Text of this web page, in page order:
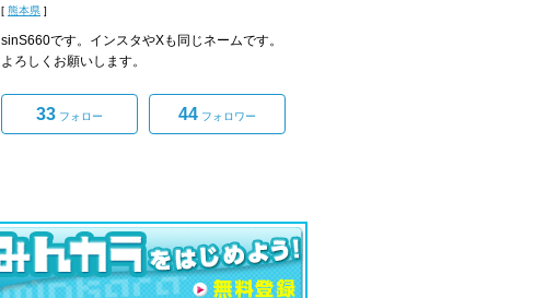
[ 熊本県 ]
sinS660です。インスタやXも同じネームです。
よろしくお願いします。
33 フォロー 44 フォロワー